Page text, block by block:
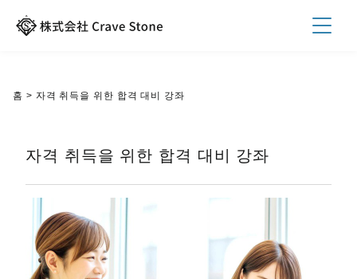
홈 > 자격 취득을 위한 합격 대비 강좌
자격 취득을 위한 합격 대비 강좌